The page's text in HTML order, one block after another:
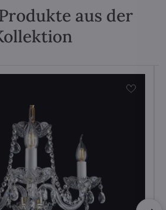
aus der